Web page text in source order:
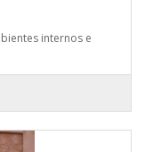
internos e